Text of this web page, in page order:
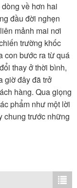
về hơn hai
đầu đời nghẹn
mảnh mai nơi
trường khốc
con bước ra từ quá
thay ở thời bình,
giờ đây đã trở
hàng. Qua giọng
phẩm như một lời
chung trước những